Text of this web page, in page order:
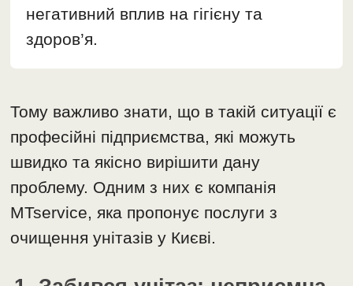
негативний вплив на гігієну та
здоров’я.
Тому важливо знати, що в такій ситуації є
професійні підприємства, які можуть
швидко та якісно вирішити дану
проблему. Одним з них є компанія
MTservice, яка пропонує послуги з
очищення унітазів у Києві.